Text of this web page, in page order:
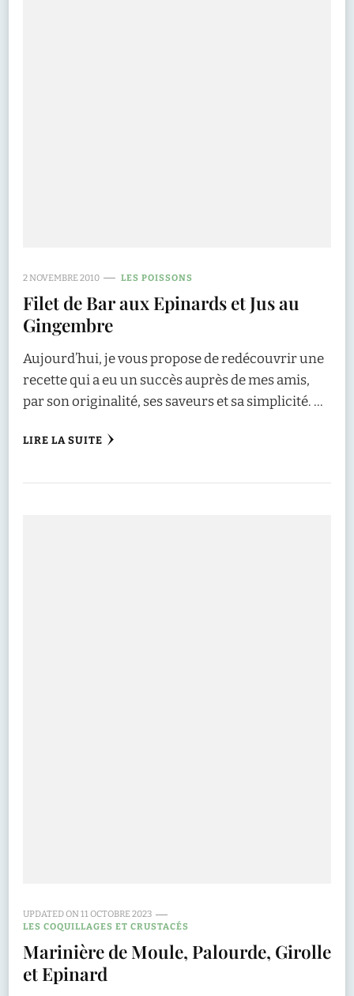
2 NOVEMBRE 2010 LES POISSONS
Filet de Bar aux Epinards et Jus au
Gingembre
Aujourd’hui, je vous propose de redécouvrir une
recette qui a eu un succès auprès de mes amis,
par son originalité, ses saveurs et sa simplicité. …
LIRE LA SUITE
UPDATED ON11 OCTOBRE 2023
LES COQUILLAGES ET CRUSTACÉS
Marinière de Moule, Palourde, Girolle
et Epinard